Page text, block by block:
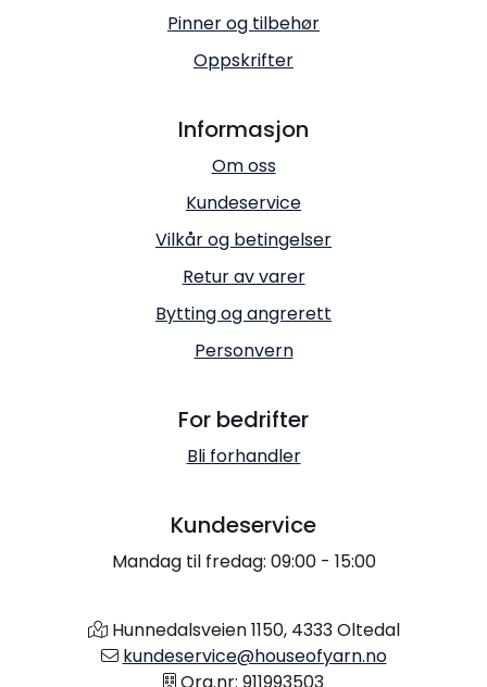
Pinner og tilbehør
Oppskrifter
Informasjon
Om oss
Kundeservice
Vilkår og betingelser
Retur av varer
Bytting og angrerett
Personvern
For bedrifter
Bli forhandler
Kundeservice
Mandag til fredag: 09:00 - 15:00
Hunnedalsveien 1150, 4333 Oltedal
kundeservice@houseofyarn.no
Org.nr: 911993503